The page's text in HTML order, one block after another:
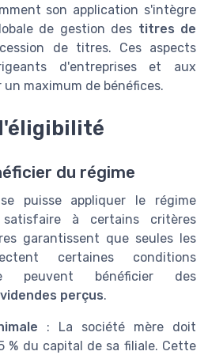
son application s'intègre
de gestion des titres de
de titres. Ces aspects
d'entreprises et aux
maximum de bénéfices.
du régime
puisse appliquer le régime
à certains critères
garantissent que seules les
certaines conditions
peuvent bénéficier des
perçus.
: La société mère doit
% du capital de sa filiale. Cette